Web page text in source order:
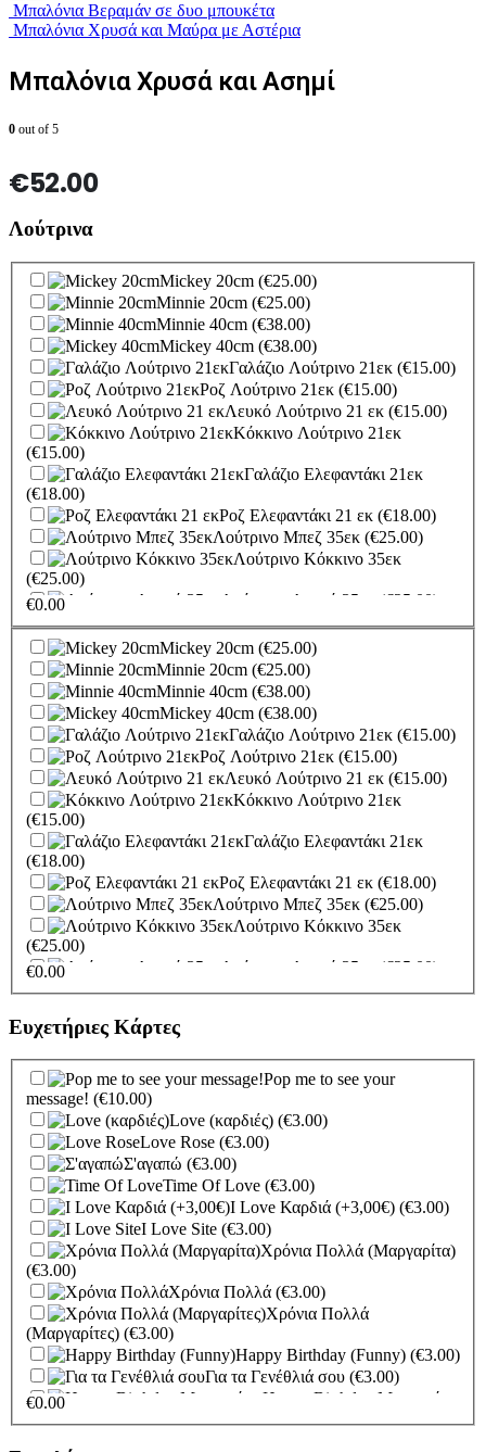
Μπαλόνια Βεραμάν σε δυο μπουκέτα
Μπαλόνια Χρυσά και Μαύρα με Αστέρια
Μπαλόνια Χρυσά και Ασημί
0 out of 5
€52.00
Λούτρινα
Mickey 20cm (€25.00)
Minnie 20cm (€25.00)
Minnie 40cm (€38.00)
Mickey 40cm (€38.00)
Γαλάζιο Λούτρινο 21εκ (€15.00)
Ροζ Λούτρινο 21εκ (€15.00)
Λευκό Λούτρινο 21 εκ (€15.00)
Κόκκινο Λούτρινο 21εκ
(€15.00)
Γαλάζιο Ελεφαντάκι 21εκ
(€18.00)
Ροζ Ελεφαντάκι 21 εκ (€18.00)
Λούτρινο Μπεζ 35εκ (€25.00)
Λούτρινο Κόκκινο 35εκ
(€25.00)
Λούτρινο Λευκό 35εκ
(€25.00)
Λούτρινο Γαλάζιο 35εκ(€25.00)
Λούτρινο Ροζ 35εκ
Λούτρινο Γαλάζιο 45εκ
Λούτρινο Ροζ 45εκ
Λούτρινο Μπεζ 45εκ
Λούτρινο Λευκό 45εκ (€37.00)
Λούτρινο Κόκκινο 45εκ
(€37.00)
Λούτρινο Καφέ ή
Λευκό 60-70εκ
(€80.00)
Λούτρινο Γίγας 100-140εκ
(€180.00)
Ελεφαντάκι Γαλάζιο 50εκ
(€70.00)
Ελεφαντάκι Ροζ 50εκ(€70.00)
Καμηλοπάρδαλη 80εκ
€0.00
Mickey 20cm (€25.00)
Minnie 20cm (€25.00)
Minnie 40cm (€38.00)
Mickey 40cm (€38.00)
Γαλάζιο Λούτρινο 21εκ (€15.00)
Ροζ Λούτρινο 21εκ (€15.00)
Λευκό Λούτρινο 21 εκ (€15.00)
Κόκκινο Λούτρινο 21εκ
(€15.00)
Γαλάζιο Ελεφαντάκι 21εκ
(€18.00)
Ροζ Ελεφαντάκι 21 εκ (€18.00)
Λούτρινο Μπεζ 35εκ (€25.00)
Λούτρινο Κόκκινο 35εκ
(€25.00)
Λούτρινο Λευκό 35εκ
(€25.00)
Λούτρινο Γαλάζιο 35εκ(€25.00)
Λούτρινο Μπεζ 45εκ(€37.00)
Λούτρινο Κόκκινο 45εκ
(€37.00)
Λευκό 60-70εκ (€80.00)
Λούτρινο Γίγας 100-140εκ
(€180.00)
Ελεφαντάκι Γαλάζιο 50εκ
(€70.00)
Ελεφαντάκι Ροζ 50εκ
Καμηλοπάρδαλη 80εκ
€0.00
Ευχετήριες Κάρτες
Pop me to see your
message! (€10.00)
Love (καρδιές) (€3.00)
Love Rose (€3.00)
Σ'αγαπώ (€3.00)
Time Of Love (€3.00)
I Love Καρδιά (+3,00€) (€3.00)
I Love Site (€3.00)
Χρόνια Πολλά (Μαργαρίτα)
(€3.00)
Χρόνια Πολλά (€3.00)
Χρόνια Πολλά
(Μαργαρίτες) (€3.00)
Happy Birthday (Funny) (€3.00)
Για τα Γενέθλιά σου (€3.00)
Happy Birthday Μαργαρίτες
€0.00